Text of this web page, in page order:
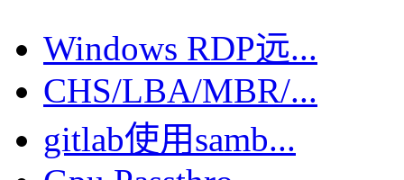
Windows RDP远...
CHS/LBA/MBR/...
gitlab使用samb...